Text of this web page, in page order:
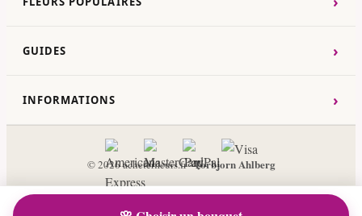
GUIDES ›
INFORMATIONS ›
© 2026 acheterfleurs.fr ·Torbjorn Ahlberg